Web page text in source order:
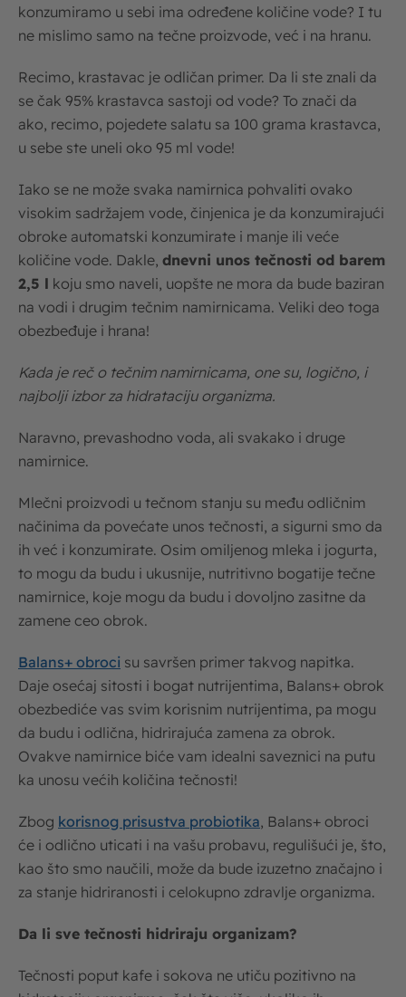
konzumiramo u sebi ima određene količine vode? I tu
ne mislimo samo na tečne proizvode, već i na hranu.
Recimo, krastavac je odličan primer. Da li ste znali da
se čak 95% krastavca sastoji od vode? To znači da
ako, recimo, pojedete salatu sa 100 grama krastavca,
u sebe ste uneli oko 95 ml vode!
Iako se ne može svaka namirnica pohvaliti ovako
visokim sadržajem vode, činjenica je da konzumirajući
obroke automatski konzumirate i manje ili veće
količine vode. Dakle, dnevni unos tečnosti od barem
2,5 l koju smo naveli, uopšte ne mora da bude baziran
na vodi i drugim tečnim namirnicama. Veliki deo toga
obezbeđuje i hrana!
Kada je reč o tečnim namirnicama, one su, logično, i
najbolji izbor za hidrataciju organizma.
Naravno, prevashodno voda, ali svakako i druge
namirnice.
Mlečni proizvodi u tečnom stanju su među odličnim
načinima da povećate unos tečnosti, a sigurni smo da
ih već i konzumirate. Osim omiljenog mleka i jogurta,
to mogu da budu i ukusnije, nutritivno bogatije tečne
namirnice, koje mogu da budu i dovoljno zasitne da
zamene ceo obrok.
Balans+ obroci su savršen primer takvog napitka.
Daje osećaj sitosti i bogat nutrijentima, Balans+ obrok
obezbediće vas svim korisnim nutrijentima, pa mogu
da budu i odlična, hidrirajuća zamena za obrok.
Ovakve namirnice biće vam idealni saveznici na putu
ka unosu većih količina tečnosti!
Zbog korisnog prisustva probiotika , Balans+ obroci
će i odlično uticati i na vašu probavu, regulišući je, što,
kao što smo naučili, može da bude izuzetno značajno i
za stanje hidriranosti i celokupno zdravlje organizma.
Da li sve tečnosti hidriraju organizam?
Tečnosti poput kafe i sokova ne utiču pozitivno na